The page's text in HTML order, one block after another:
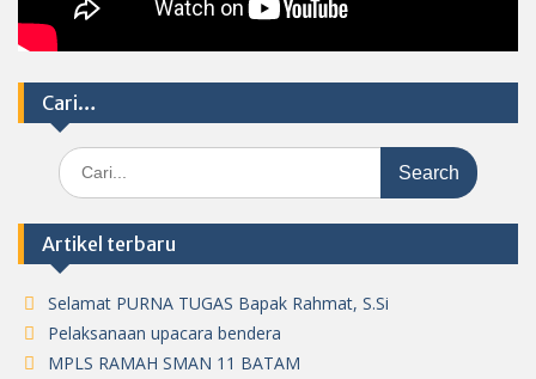
Cari…
Search
for:
Artikel terbaru
Selamat PURNA TUGAS Bapak Rahmat, S.Si
Pelaksanaan upacara bendera
MPLS RAMAH SMAN 11 BATAM